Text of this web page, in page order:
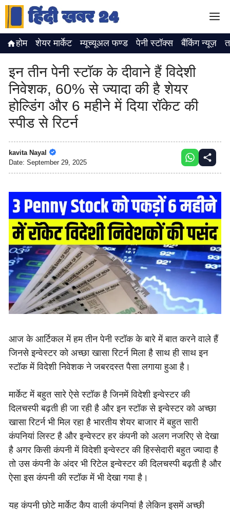
Skip
content
होम शेयर मार्केट म्यूच्यूअल फण्ड पेनी स्टॉक्स बैंकिंग न्यूज़
इन तीन पेनी स्टॉक के दीवाने हैं विदेशी
निवेशक, 60% से ज्यादा की है शेयर
होल्डिंग और 6 महीने में दिया रॉकेट की
स्पीड से रिटर्न
kavita Nayal
Date: September 29, 2025
आज के आर्टिकल में हम तीन पेनी स्टॉक के बारे में बात करने वाले हैं
जिनसे इन्वेस्टर को अच्छा खासा रिटर्न मिला है साथ ही साथ इन
स्टॉक में विदेशी निवेशक ने जबरदस्त पैसा लगाया हुआ है।
मार्केट में बहुत सारे ऐसे स्टॉक है जिनमें विदेशी इन्वेस्टर की
दिलचस्पी बढ़ती ही जा रही है और इन स्टॉक से इन्वेस्टर को अच्छा
खासा रिटर्न भी मिल रहा है भारतीय शेयर बाजार में बहुत सारी
कंपनियां लिस्ट है और इन्वेस्टर हर कंपनी को अलग नजरिए से देखा
है अगर किसी कंपनी में विदेशी इन्वेस्टर की हिस्सेदारी बहुत ज्यादा है
तो उस कंपनी के अंदर भी रिटेल इन्वेस्टर की दिलचस्पी बढ़ती है और
ऐसा इस कंपनी की स्टॉक में भी देखा गया है।
यह कंपनी छोटे मार्केट कैप वाली कंपनियां है लेकिन इसमें अच्छी